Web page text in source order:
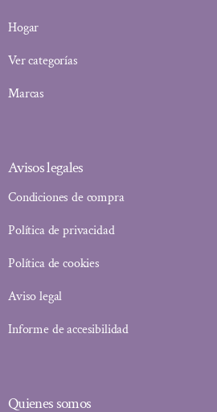
Hogar
Ver categorías
Marcas
Avisos legales
Condiciones de compra
Política de privacidad
Política de cookies
Aviso legal
Informe de accesibilidad
Quienes somos